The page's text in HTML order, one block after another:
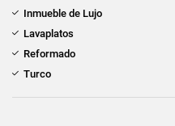
Inmueble de Lujo
Lavaplatos
Reformado
Turco